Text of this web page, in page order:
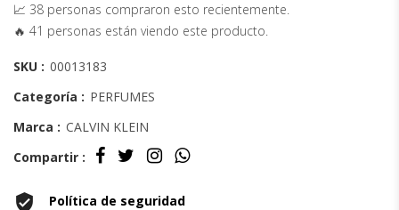
📈 38 personas compraron esto recientemente.
🔥 41 personas están viendo este producto.
SKU : 00013183
Categoría : PERFUMES
Marca : CALVIN KLEIN
Compartir :
Política de seguridad